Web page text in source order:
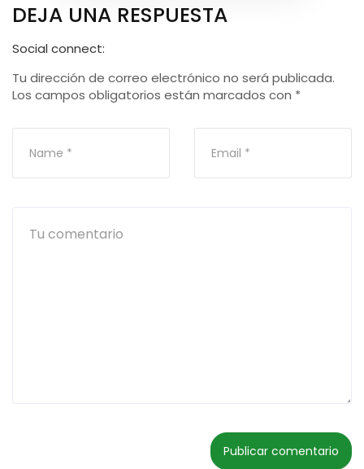
DEJA UNA RESPUESTA
Social connect:
Tu dirección de correo electrónico no será publicada.
Los campos obligatorios están marcados con *